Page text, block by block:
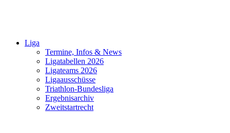
Liga
Termine, Infos & News
Ligatabellen 2026
Ligateams 2026
Ligaausschüsse
Triathlon-Bundesliga
Ergebnisarchiv
Zweitstartrecht